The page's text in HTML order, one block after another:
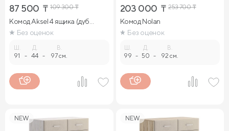
87 500 ₸ 109 300₸
Комод Aksel 4 ящика (дуб
сонома)
Без оценок
91 -
Д.
44 -
В.
97 см.
203 000 ₸ 253 700₸
Комод Nolan
Без оценок
99 -
Д.
50 -
В.
92 см.
NEW NEW